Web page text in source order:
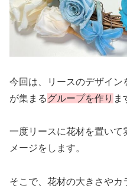
今回は、リースのデザイ
が集まるグループを作り ま
一度リースに花材を置いて
メージをします。
そこで、花材の大きさやカ